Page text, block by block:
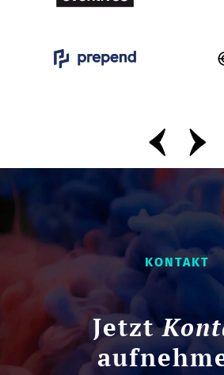
KONTAKT
Jetzt